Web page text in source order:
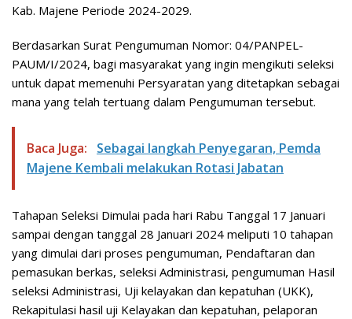
Kab. Majene Periode 2024-2029.
Berdasarkan Surat Pengumuman Nomor: 04/PANPEL-
PAUM/I/2024, bagi masyarakat yang ingin mengikuti seleksi
untuk dapat memenuhi Persyaratan yang ditetapkan sebagai
mana yang telah tertuang dalam Pengumuman tersebut.
Baca Juga:
Sebagai langkah Penyegaran, Pemda
Majene Kembali melakukan Rotasi Jabatan
Tahapan Seleksi Dimulai pada hari Rabu Tanggal 17 Januari
sampai dengan tanggal 28 Januari 2024 meliputi 10 tahapan
yang dimulai dari proses pengumuman, Pendaftaran dan
pemasukan berkas, seleksi Administrasi, pengumuman Hasil
seleksi Administrasi, Uji kelayakan dan kepatuhan (UKK),
Rekapitulasi hasil uji Kelayakan dan kepatuhan, pelaporan